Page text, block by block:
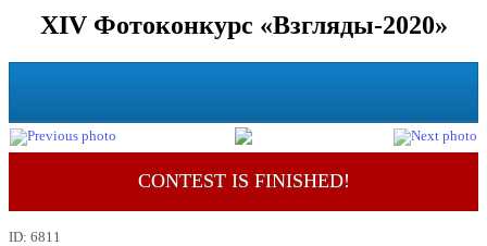
XIV Фотоконкурс «Взгляды-2020»
CONTEST IS FINISHED!
ID: 6811